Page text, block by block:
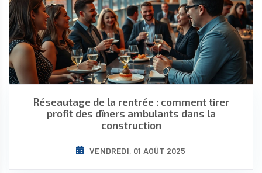
Réseautage de la rentrée : comment tirer
profit des dîners ambulants dans la
construction
VENDREDI, 01 AOÛT 2025